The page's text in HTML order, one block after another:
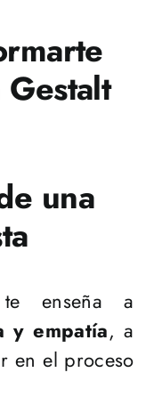
una
enseña a
y empatía, a
en el proceso